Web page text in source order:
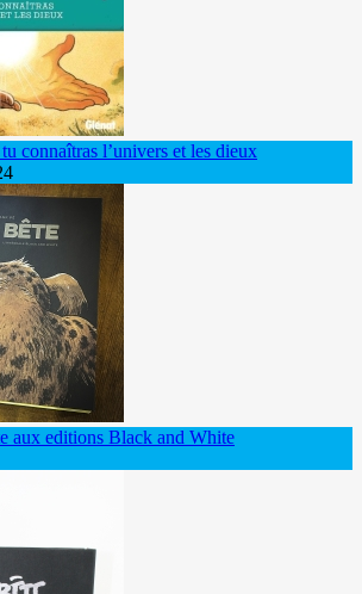
connaîtras l’univers et les dieux
aux editions Black and White